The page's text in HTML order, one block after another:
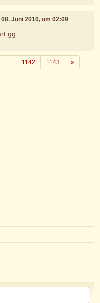
08. Juni 2010, um 02:09
gg
… 1142 1143 »Weiter